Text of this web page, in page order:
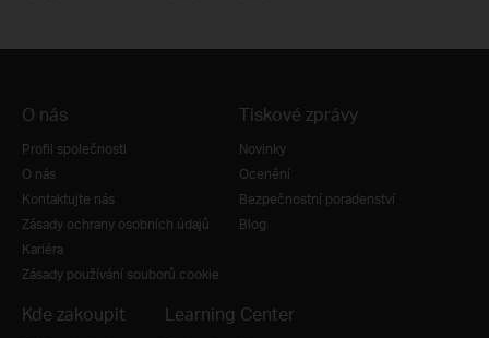
O nás
Profil společnosti
O nás
Kontaktujte nás
Zásady ochrany osobních údajů
Kariéra
Zásady používání souborů cookie
Tiskové zprávy
Novinky
Ocenění
Bezpečnostní poradenství
Blog
Kde zakoupit Learning Center